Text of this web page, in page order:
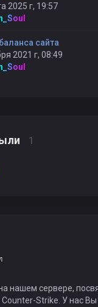
2025 г, 19:57
сайта
2021 г, 08:49
1
нашем сервере,
Counter-Strike. У нас